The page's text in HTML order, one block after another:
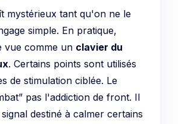
mystérieux tant qu'on ne le
simple. En pratique,
vue comme un clavier du
. Certains points sont utilisés
de stimulation ciblée. Le
pas l'addiction de front. Il
destiné à calmer certains